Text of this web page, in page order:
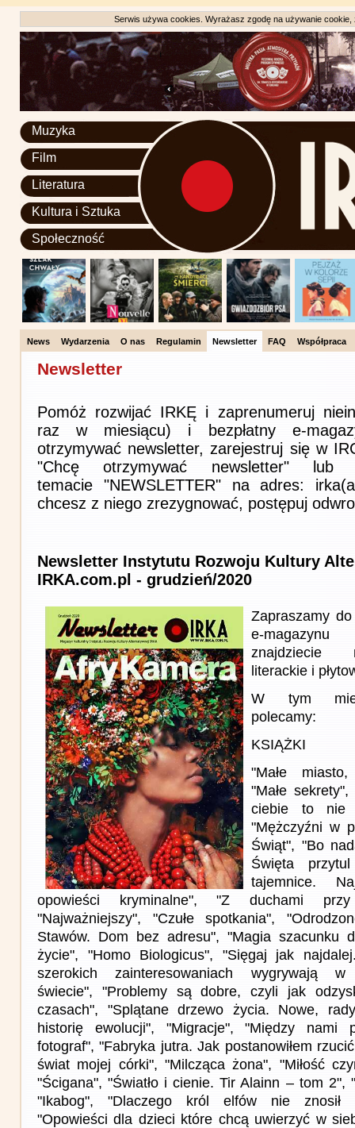
Serwis używa cookies. Wyrażasz zgodę na używanie
Muzyka
Film
Literatura
Kultura i Sztuka
Społeczność
News Wydarzenia O nas Regulamin Newsletter FAQ Współpraca
Newsletter
Pomóż rozwijać IRKĘ i zaprenumeruj
raz w miesiącu) i bezpłatny e-
otrzymywać newsletter, zarejestruj się w
"Chcę otrzymywać newsletter"
temacie "NEWSLETTER" na adres:
chcesz z niego zrezygnować, postępuj
Newsletter Instytutu Rozwoju Kultury
IRKA.com.pl - grudzień/2020
Zapraszamy
e-
znajdziecie
literackie i
W tym
polecamy:
KSIĄŻKI
"Małe
"Małe
ciebie to nie
"Mężczyźni w
Świąt", "Bo
Święta
tajemnice.
opowieści kryminalne", "Z duchami
"Najważniejszy", "Czułe spotkania",
Stawów. Dom bez adresu", "Magia szacunku
życie", "Homo Biologicus", "Sięgaj jak
szerokich zainteresowaniach wygrywają w
świecie", "Problemy są dobre, czyli jak
czasach", "Splątane drzewo życia. Nowe,
historię ewolucji", "Migracje", "Między nami
fotograf", "Fabryka jutra. Jak postanowiłem
świat mojej córki", "Milcząca żona", "Miłość
"Ścigana", "Światło i cienie. Tir Alainn – tom 2",
"Ikabog", "Dlaczego król elfów nie znosił
"Opowieści dla dzieci które chcą uwierzyć w